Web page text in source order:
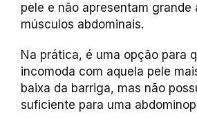
pele e não apresentam grande
músculos abdominais.
Na prática, é uma opção para
incomoda com aquela pele
baixa da barriga, mas não
suficiente para uma